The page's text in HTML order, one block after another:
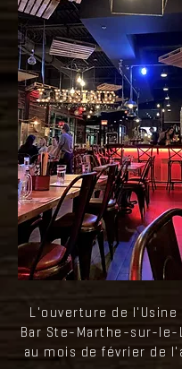
L'ouverture de l'Usine
Bar Ste-Marthe-sur-le-
au mois de février de